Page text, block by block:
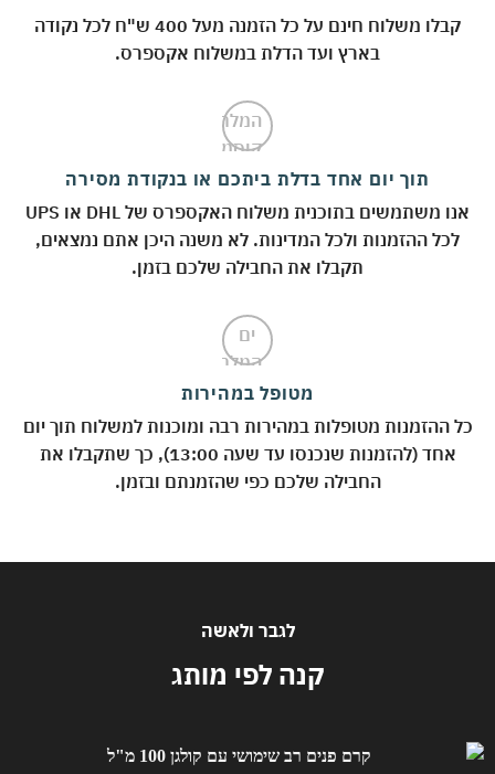
קבלו משלוח חינם על כל הזמנה מעל 400 ש"ח לכל נקודה
בארץ ועד הדלת במשלוח אקספרס.
תוך יום אחד בדלת ביתכם או בנקודת מסירה
אנו משתמשים בתוכנית משלוח האקספרס של DHL או UPS
לכל ההזמנות ולכל המדינות. לא משנה היכן אתם נמצאים,
תקבלו את החבילה שלכם בזמן.
מטופל במהירות
כל ההזמנות מטופלות במהירות רבה ומוכנות למשלוח תוך יום
אחד (להזמנות שנכנסו עד שעה 13:00), כך שתקבלו את
החבילה שלכם כפי שהזמנתם ובזמן.
לגבר ולאשה
קנה לפי מותג